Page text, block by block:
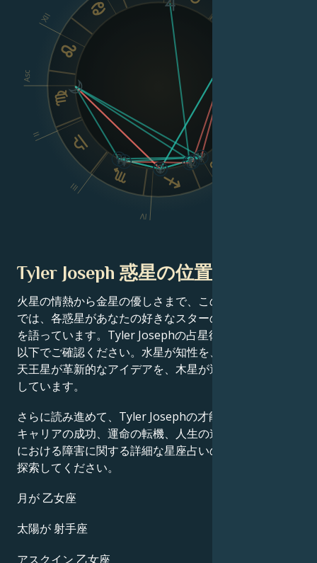
Asc
II
III
IV
XII
Tyler Joseph 惑星の位置
火星の情熱から金星の優しさまで、この有名人の出生図
では、各惑星があなたの好きなスターの成功物語の一端
を語っています。Tyler Josephの占星術チャート分析を
以下でご確認ください。水星が知性を、土星が規律を、
天王星が革新的なアイデアを、木星が運をそれぞれ定義
しています。
さらに読み進めて、Tyler Josephの才能、カリスマ性、
キャリアの成功、運命の転機、人生の道筋、そして恋愛
における障害に関する詳細な星座占いのプロフィールを
探索してください。
月が 乙女座
太陽が 射手座
アスクイン 乙女座